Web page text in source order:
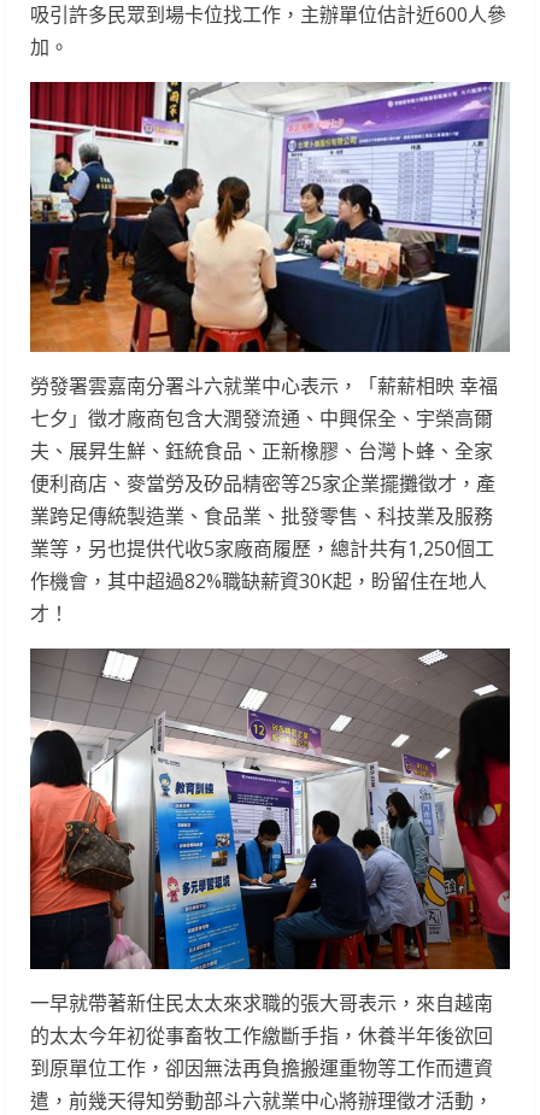
吸引許多民眾到場卡位找工作，主辦單位估計近600人參
加。
勞發署雲嘉南分署斗六就業中心表示，「薪薪相映 幸福
七夕」徵才廠商包含大潤發流通、中興保全、宇榮高爾
夫、展昇生鮮、鈺統食品、正新橡膠、台灣卜蜂、全家
便利商店、麥當勞及矽品精密等25家企業擺攤徵才，產
業跨足傳統製造業、食品業、批發零售、科技業及服務
業等，另也提供代收5家廠商履歷，總計共有1,250個工
作機會，其中超過82%職缺薪資30K起，盼留住在地人
才！
一早就帶著新住民太太來求職的張大哥表示，來自越南
的太太今年初從事畜牧工作繳斷手指，休養半年後欲回
到原單位工作，卻因無法再負擔搬運重物等工作而遭資
遣，前幾天得知勞動部斗六就業中心將辦理徵才活動，